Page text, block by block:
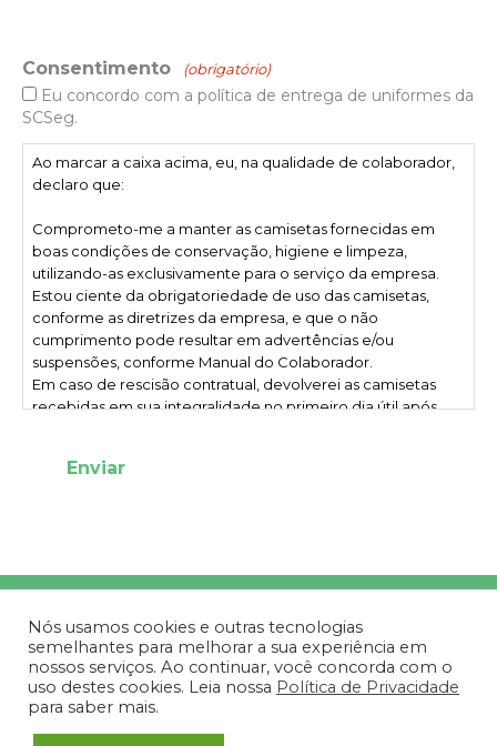
Consentimento (obrigatório)
Eu concordo com a política de entrega de uniformes da
SCSeg.
Ao marcar a caixa acima, eu, na qualidade de colaborador,
declaro que:
Comprometo-me a manter as camisetas fornecidas em
boas condições de conservação, higiene e limpeza,
utilizando-as exclusivamente para o serviço da empresa.
Estou ciente da obrigatoriedade de uso das camisetas,
conforme as diretrizes da empresa, e que o não
cumprimento pode resultar em advertências e/ou
suspensões, conforme Manual do Colaborador.
Em caso de rescisão contratual, devolverei as camisetas
recebidas em sua integralidade no primeiro dia útil após
danificadas.
0800 048 5030
Contato
Atendimento
Nós usamos cookies e outras tecnologias
semelhantes para melhorar a sua experiência em
nossos serviços. Ao continuar, você concorda com o
uso destes cookies. Leia nossa Política de Privacidade
para saber mais.